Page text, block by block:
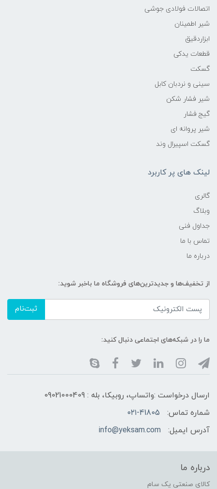
اتصالات فولادی جوشی
شیر اطمینان
ابزاردقیق
قطعات یدکی
گسکت
سینی و نردبان کابل
شیر فشار شکن
گیج فشار
شیر پروانه ای
گسکت اسپیرال وند
لینک های پر کاربرد
گالری
وبلاگ
جداول فنی
تماس با ما
درباره ما
از تخفیف‌ها و جدیدترین‌های فروشگاه ما باخبر شوید:
ثبت‌نام
ما را در شبکه‌های اجتماعی دنبال کنید:
ارسال درخواست :واتساپ، روبیکا، بله : 09021000409
شماره تماس:
۰۲۱-41805
آدرس ایمیل:
info@yeksam.com
درباره ما
کالای صنعتی یک سام